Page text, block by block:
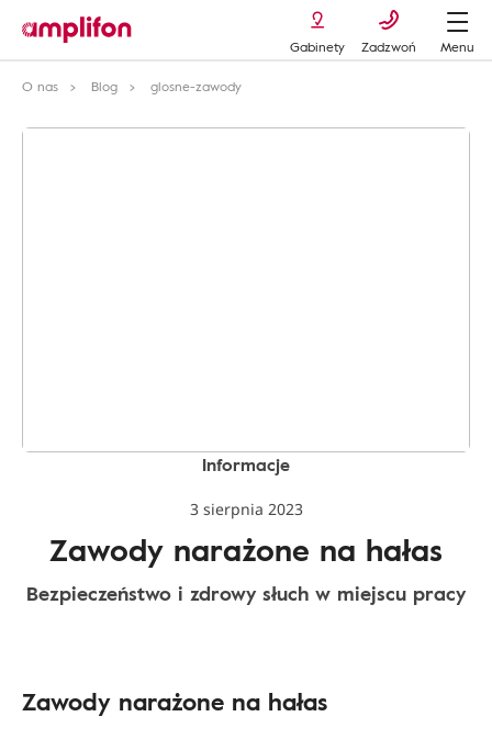
Gabinety Zadzwoń
Menu
O nas
Blog glosne-zawody
Informacje
3 sierpnia 2023
Zawody narażone na hałas
Bezpieczeństwo i zdrowy słuch w miejscu pracy
Zawody narażone na hałas